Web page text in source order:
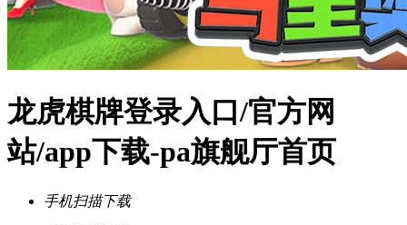
龙虎棋牌登录入口/官方网
站/app下载-pa旗舰厅首页
手机扫描下载